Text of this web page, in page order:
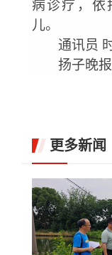
病诊疗，依
儿。
通讯员
扬子晚报
更多新闻